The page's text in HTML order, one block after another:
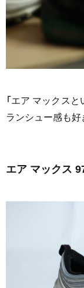
「エア マックス
ランシュー感も好
エア マックス